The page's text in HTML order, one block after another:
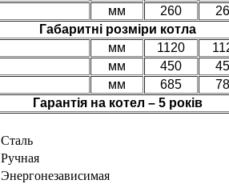
мм 260
Габаритні розміри котла
мм 1120
мм 450
мм 685
Гарантія на котел – 5 років
Сталь
Ручная
Энергонезависимая